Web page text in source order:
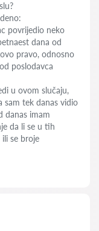
povrijedio neko
dana od
pravo, odnosno
poslodavca
u ovom slučaju,
sam tek danas vidio
danas imam
da li se u tih
se broje